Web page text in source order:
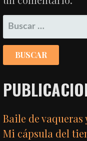
BUSCAR:
Baile de vaqueras
Mi cápsula del